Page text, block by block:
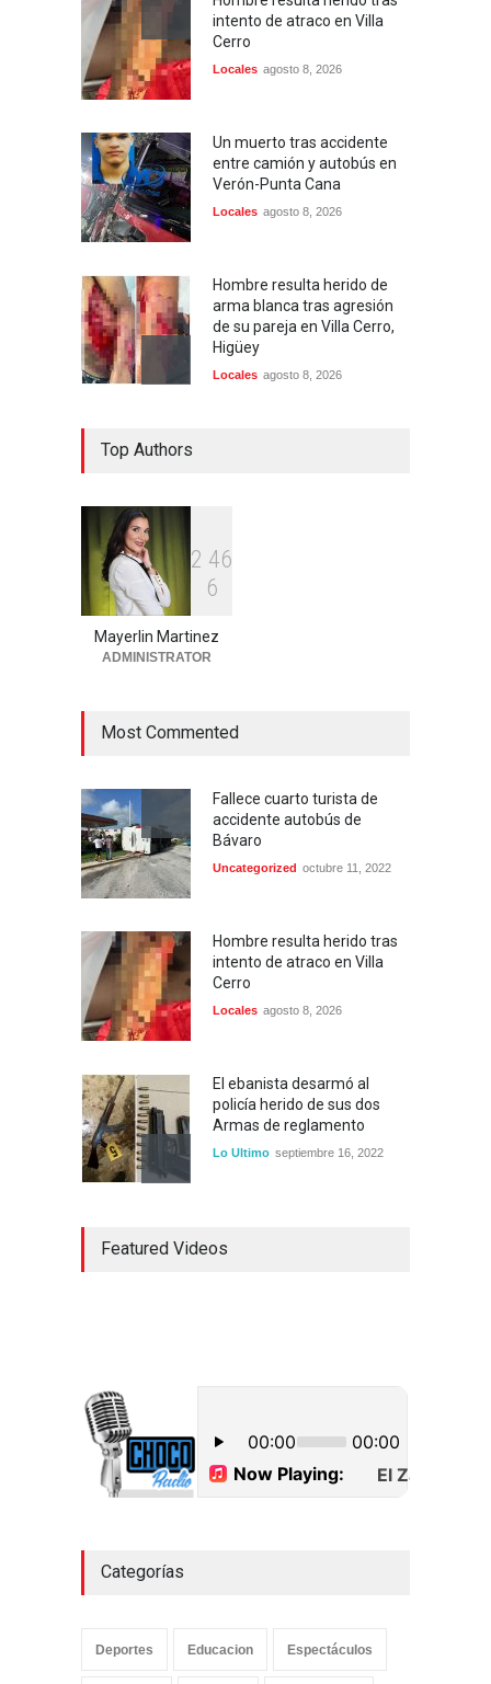
intento de atraco en Villa
Cerro
Locales agosto 8, 2026
Un muerto tras accidente
entre camión y autobús en
Verón-Punta Cana
Locales agosto 8, 2026
Hombre resulta herido de
arma blanca tras agresión
de su pareja en Villa Cerro,
Higüey
Locales agosto 8, 2026
Ministerio Público y DNCD
desarticulan red de
Bayahibe
Top Authors
2 46
6
Mayerlin Martinez
ADMINISTRATOR
Most Commented
Fallece cuarto turista de
accidente autobús de
Bávaro
Uncategorized octubre 11, 2022
Hombre resulta herido tras
intento de atraco en Villa
Cerro
Locales agosto 8, 2026
El ebanista desarmó al
policía herido de sus dos
Armas de reglamento
Lo Ultimo septiembre 16, 2022
carretera Los Jusos-Río
15 paquetes de presumible
Uncategorized
septiembre 17, 2022
Featured Videos
Categorías
Deportes Educacion Espectáculos